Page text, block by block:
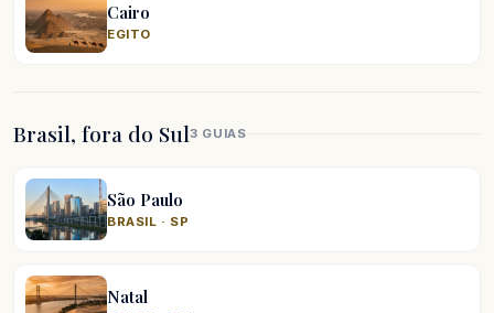
Cairo
EGITO
Brasil, fora do Sul3 GUIAS
São Paulo
BRASIL · SP
Natal